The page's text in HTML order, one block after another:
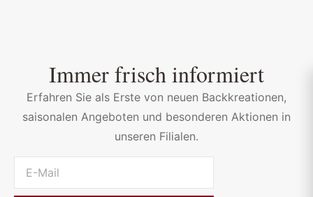
Immer frisch informiert
Erfahren Sie als Erste von neuen Backkreationen,
saisonalen Angeboten und besonderen Aktionen in
unseren Filialen.